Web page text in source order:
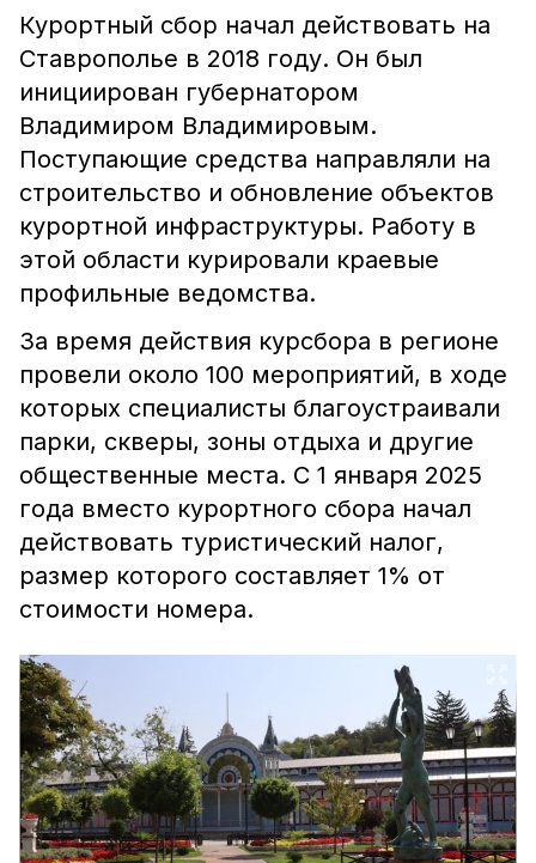
Курортный сбор начал действовать на
Ставрополье в 2018 году. Он был
инициирован губернатором
Владимиром Владимировым.
Поступающие средства направляли на
строительство и обновление объектов
курортной инфраструктуры. Работу в
этой области курировали краевые
профильные ведомства.
За время действия курсбора в регионе
провели около 100 мероприятий, в ходе
которых специалисты благоустраивали
парки, скверы, зоны отдыха и другие
общественные места. С 1 января 2025
года вместо курортного сбора начал
действовать туристический налог,
размер которого составляет 1% от
стоимости номера.